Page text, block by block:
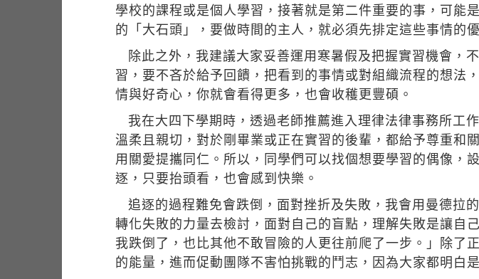
學校的課程或是個人學習，接著就是第二件重要的事，可能
的「大石頭」，要做時間的主人，就必須先排定這些事情的
除此之外，我建議大家妥善運用寒暑假及把握實習機會，
習，要不吝於給予回饋，把看到的事情或對組織流程的想法
情與好奇心，你就會看得更多，也會收穫更豐碩。
我在大四下學期時，透過老師推薦進入理律法律事務所工
溫柔且親切，對於剛畢業或正在實習的後輩，都給予尊重和
用關愛提攜同仁。所以，同學們可以找個想要學習的偶像，
逐，只要抬頭看，也會感到快樂。
追逐的過程難免會跌倒，面對挫折及失敗，我會用曼德
轉化失敗的力量去檢討，面對自己的盲點，理解失敗是讓自
我跌倒了，也比其他不敢冒險的人更往前爬了一步。」除了
的能量，進而促動團隊不害怕挑戰的鬥志，因為大家都明白